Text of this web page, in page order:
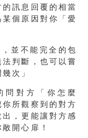
訊息回覆的相當
個原因對你「愛
並不能完全的包
判斷，也可以嘗
幾次」
問對方「你怎麼
所觀察到的對方
，更能讓對方感
開心扉！